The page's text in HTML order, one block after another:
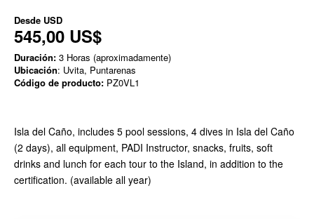
Desde USD
545,00 US$
Duración: 3 Horas (aproximadamente)
Ubicación: Uvita, Puntarenas
Código de producto: PZ0VL1
Isla del Caño, includes 5 pool sessions, 4 dives in Isla del Caño
(2 days), all equipment, PADI Instructor, snacks, fruits, soft
drinks and lunch for each tour to the Island, in addition to the
certification. (available all year)